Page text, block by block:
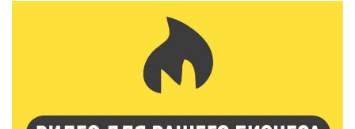
Педагоги Верхневолжья — в авангарде трендов:
итоги участия в IV Форуме сообщества
наставников‑просветителей
В ТОПе «Guardian»: В Старице с размахом отгремел